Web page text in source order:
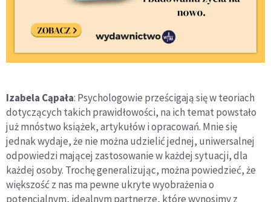
Izabela Cąpała: Psychologowie prześcigają się w teoriach
dotyczących takich prawidłowości, na ich temat powstało
już mnóstwo książek, artykułów i opracowań. Mnie się
jednak wydaje, że nie można udzielić jednej, uniwersalnej
odpowiedzi mającej zastosowanie w każdej sytuacji, dla
każdej osoby. Trochę generalizując, można powiedzieć, że
większość z nas ma pewne ukryte wyobrażenia o
potencjalnym, idealnym partnerze, które wynosimy z